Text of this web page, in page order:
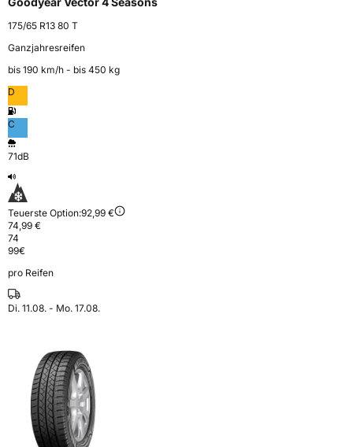
175/65 R13 80 T
Ganzjahresreifen
bis 190 km⁠/⁠h - bis 450 kg
D
C
71dB
Teuerste Option:92,99 €
74,99 €
74
99€
pro Reifen
Di. 11.08. - Mo. 17.08.